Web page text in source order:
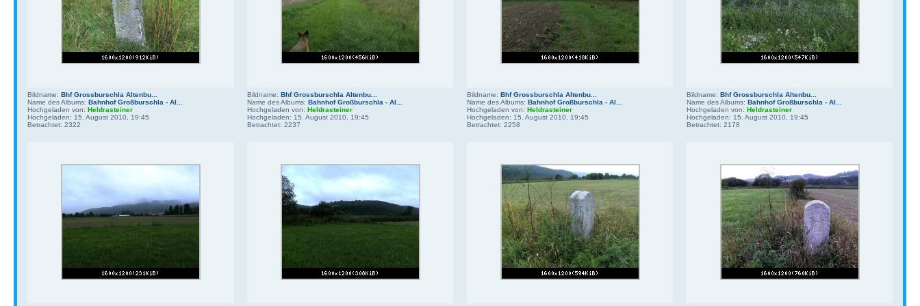
Bildname: Bhf Grossburschla Altenbu...
Name des Albums: Bahnhof Großburschla - Al...
Hochgeladen von: Heldrasteiner
Hochgeladen: 15. August 2010, 19:45
Betrachtet: 2322
Bildname: Bhf Grossburschla Altenbu...
Name des Albums: Bahnhof Großburschla - Al...
Hochgeladen von: Heldrasteiner
Hochgeladen: 15. August 2010, 19:45
Betrachtet: 2237
Bildname: Bhf Grossburschla Altenbu...
Name des Albums: Bahnhof Großburschla - Al...
Hochgeladen von: Heldrasteiner
Hochgeladen: 15. August 2010, 19:45
Betrachtet: 2258
Bildname: Bhf Grossburschla Altenbu...
Name des Albums: Bahnhof Großburschla - Al...
Hochgeladen von: Heldrasteiner
Hochgeladen: 15. August 2010, 19:45
Betrachtet: 2178